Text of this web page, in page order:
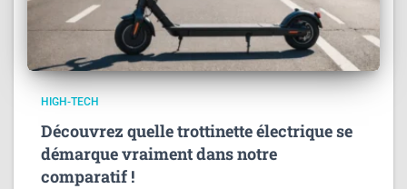
HIGH-TECH
Découvrez quelle trottinette électrique se
démarque vraiment dans notre
comparatif !